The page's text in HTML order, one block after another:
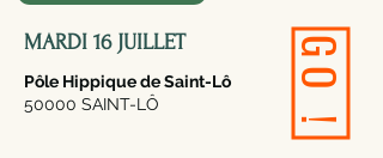
MARDI 16 JUILLET
Pôle Hippique de Saint-Lô
50000 SAINT-LÔ
GO !